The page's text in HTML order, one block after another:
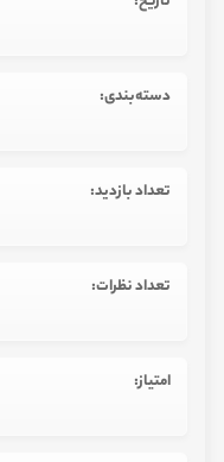
دسته‌بندی:
تعداد بازدید:
تعداد نظرات:
امتیاز: